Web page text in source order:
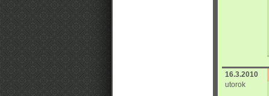
16.3.2010
utorok